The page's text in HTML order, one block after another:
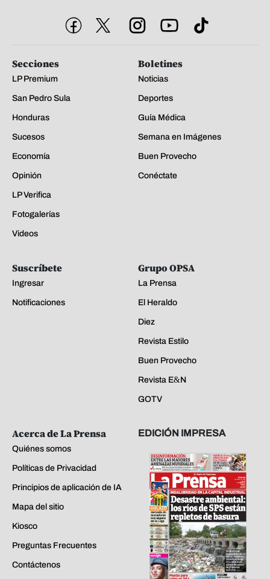
Secciones
LP Premium
San Pedro Sula
Honduras
Sucesos
Economía
Opinión
LP Verifica
Fotogalerías
Videos
Boletines
Noticias
Deportes
Guía Médica
Semana en Imágenes
Buen Provecho
Conéctate
Suscríbete
Ingresar
Notificaciones
Grupo OPSA
La Prensa
El Heraldo
Diez
Revista Estilo
Buen Provecho
Revista E&N
GOTV
Acerca de La Prensa
Quiénes somos
Políticas de Privacidad
Principios de aplicación de IA
Mapa del sitio
Kiosco
Preguntas Frecuentes
Contáctenos
EDICIÓN IMPRESA